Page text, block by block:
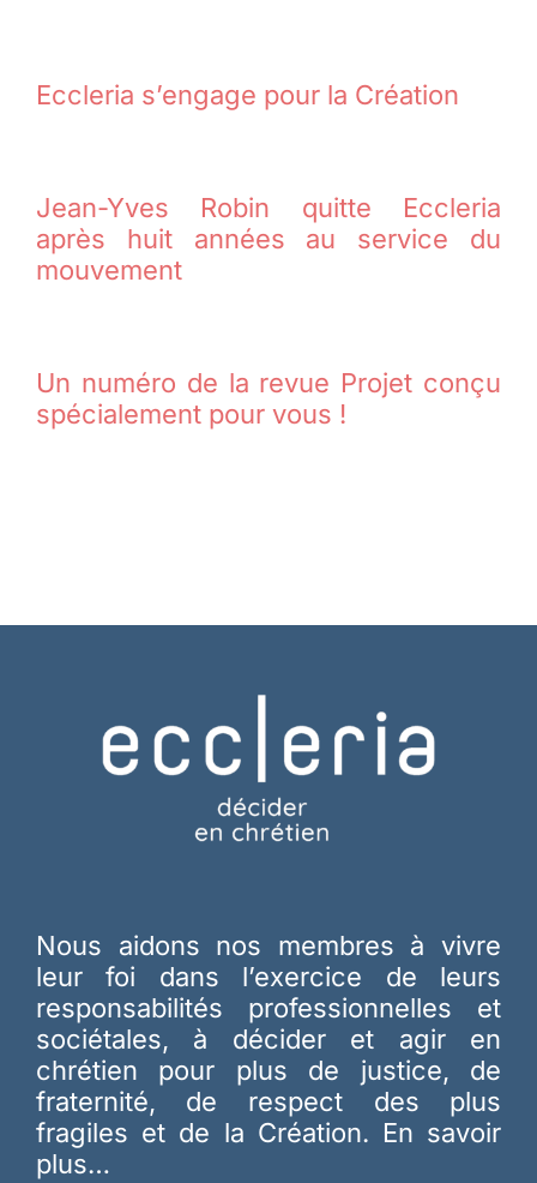
Eccleria s’engage pour la Création
Jean-Yves Robin quitte Eccleria
après huit années au service du
mouvement
Un numéro de la revue Projet conçu
spécialement pour vous !
Nous aidons nos membres à vivre
leur foi dans l’exercice de leurs
responsabilités professionnelles et
sociétales, à décider et agir en
chrétien pour plus de justice, de
fraternité, de respect des plus
fragiles et de la Création. En savoir
plus…